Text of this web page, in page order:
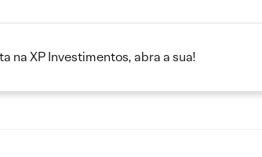
na XP Investimentos, abra a sua!